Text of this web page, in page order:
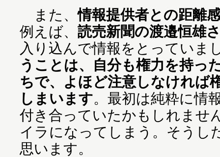
また、情報提供者との距離
例えば、 読売新聞の渡邉恒雄
入り込んで情報をとっていま
うことは、自分も権力を持っ
ちで、よほど注意しなければ
しまいます。最初は純粋に情
付き合っていたかもしれませ
イラになってしまう。そうし
思います。